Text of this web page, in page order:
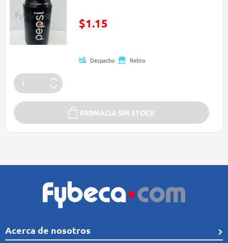
Precio reducido de
$1.15
Despacho Retiro
FARMACIA SIN STOCK
Acerca de nosotros